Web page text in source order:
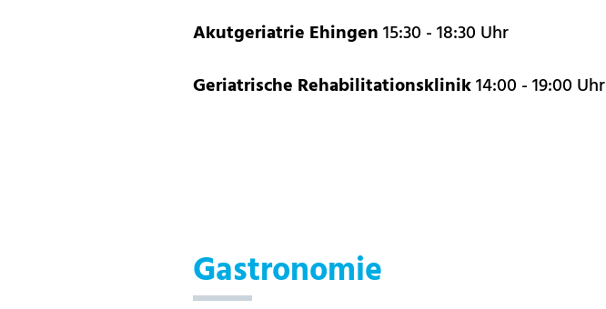
Akutgeriatrie Ehingen15:30 - 18:30 Uhr
Geriatrische Rehabilitationsklinik14:00 - 19:00 Uhr
Gastronomie